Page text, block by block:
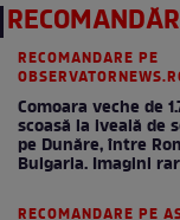
RECOMANDARE PE
Comoara veche de
scoasă la iveală de
pe Dunăre, între
Bulgaria. Imagini